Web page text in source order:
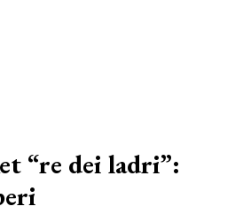
“re dei ladri”: